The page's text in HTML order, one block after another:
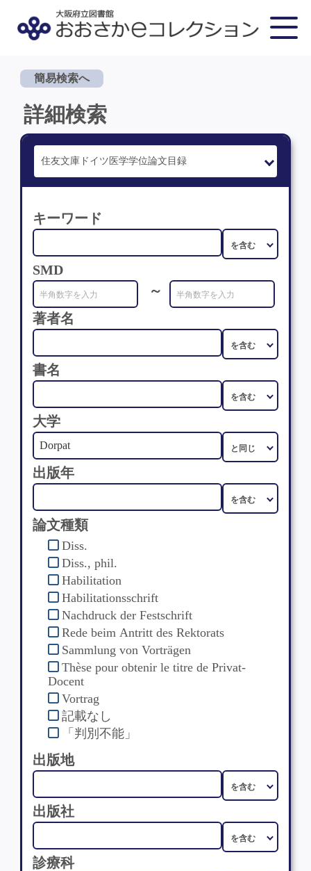
簡易検索へ
詳細検索
キーワード
SMD
～
著者名
書名
大学
出版年
論文種類
Diss.
Diss., phil.
Habilitation
Habilitationsschrift
Nachdruck der Festschrift
Rede beim Antritt des Rektorats
Sammlung von Vorträgen
Thèse pour obtenir le titre de Privat-
Docent
Vortrag
記載なし
「判別不能」
出版地
出版社
診療科